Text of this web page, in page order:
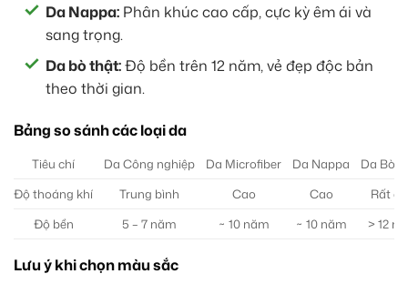
Da Nappa: Phân khúc cao cấp, cực kỳ êm ái và
sang trọng.
Da bò thật:Độ bền trên 12 năm, vẻ đẹp độc bản
theo thời gian.
Bảng so sánh các loại da
Tiêu chí Da Công nghiệp Da Microfiber Da Nappa
Da Bò
Độ thoáng khí
Trung bình Cao Cao
Rất
Độ bền
5 – 7 năm ~ 10 năm ~ 10 năm > 12
Lưu ý khi chọn màu sắc